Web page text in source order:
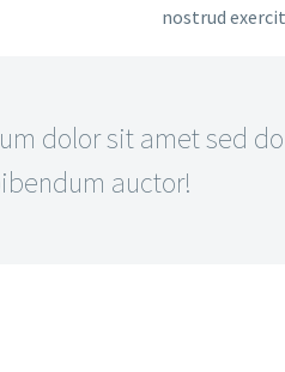
nostrud
dolor sit amet sed
auctor!